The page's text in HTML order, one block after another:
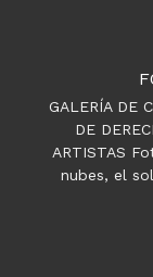
GALERÍA DE
DE
ARTISTAS
nubes, el